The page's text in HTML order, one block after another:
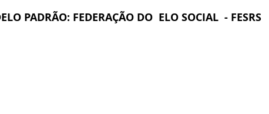
PADRÃO: FEDERAÇÃO DO  ELO SOCIAL  - FESRS